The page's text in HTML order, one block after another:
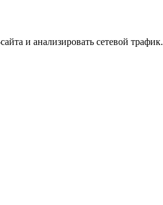
и анализировать сетевой трафик.